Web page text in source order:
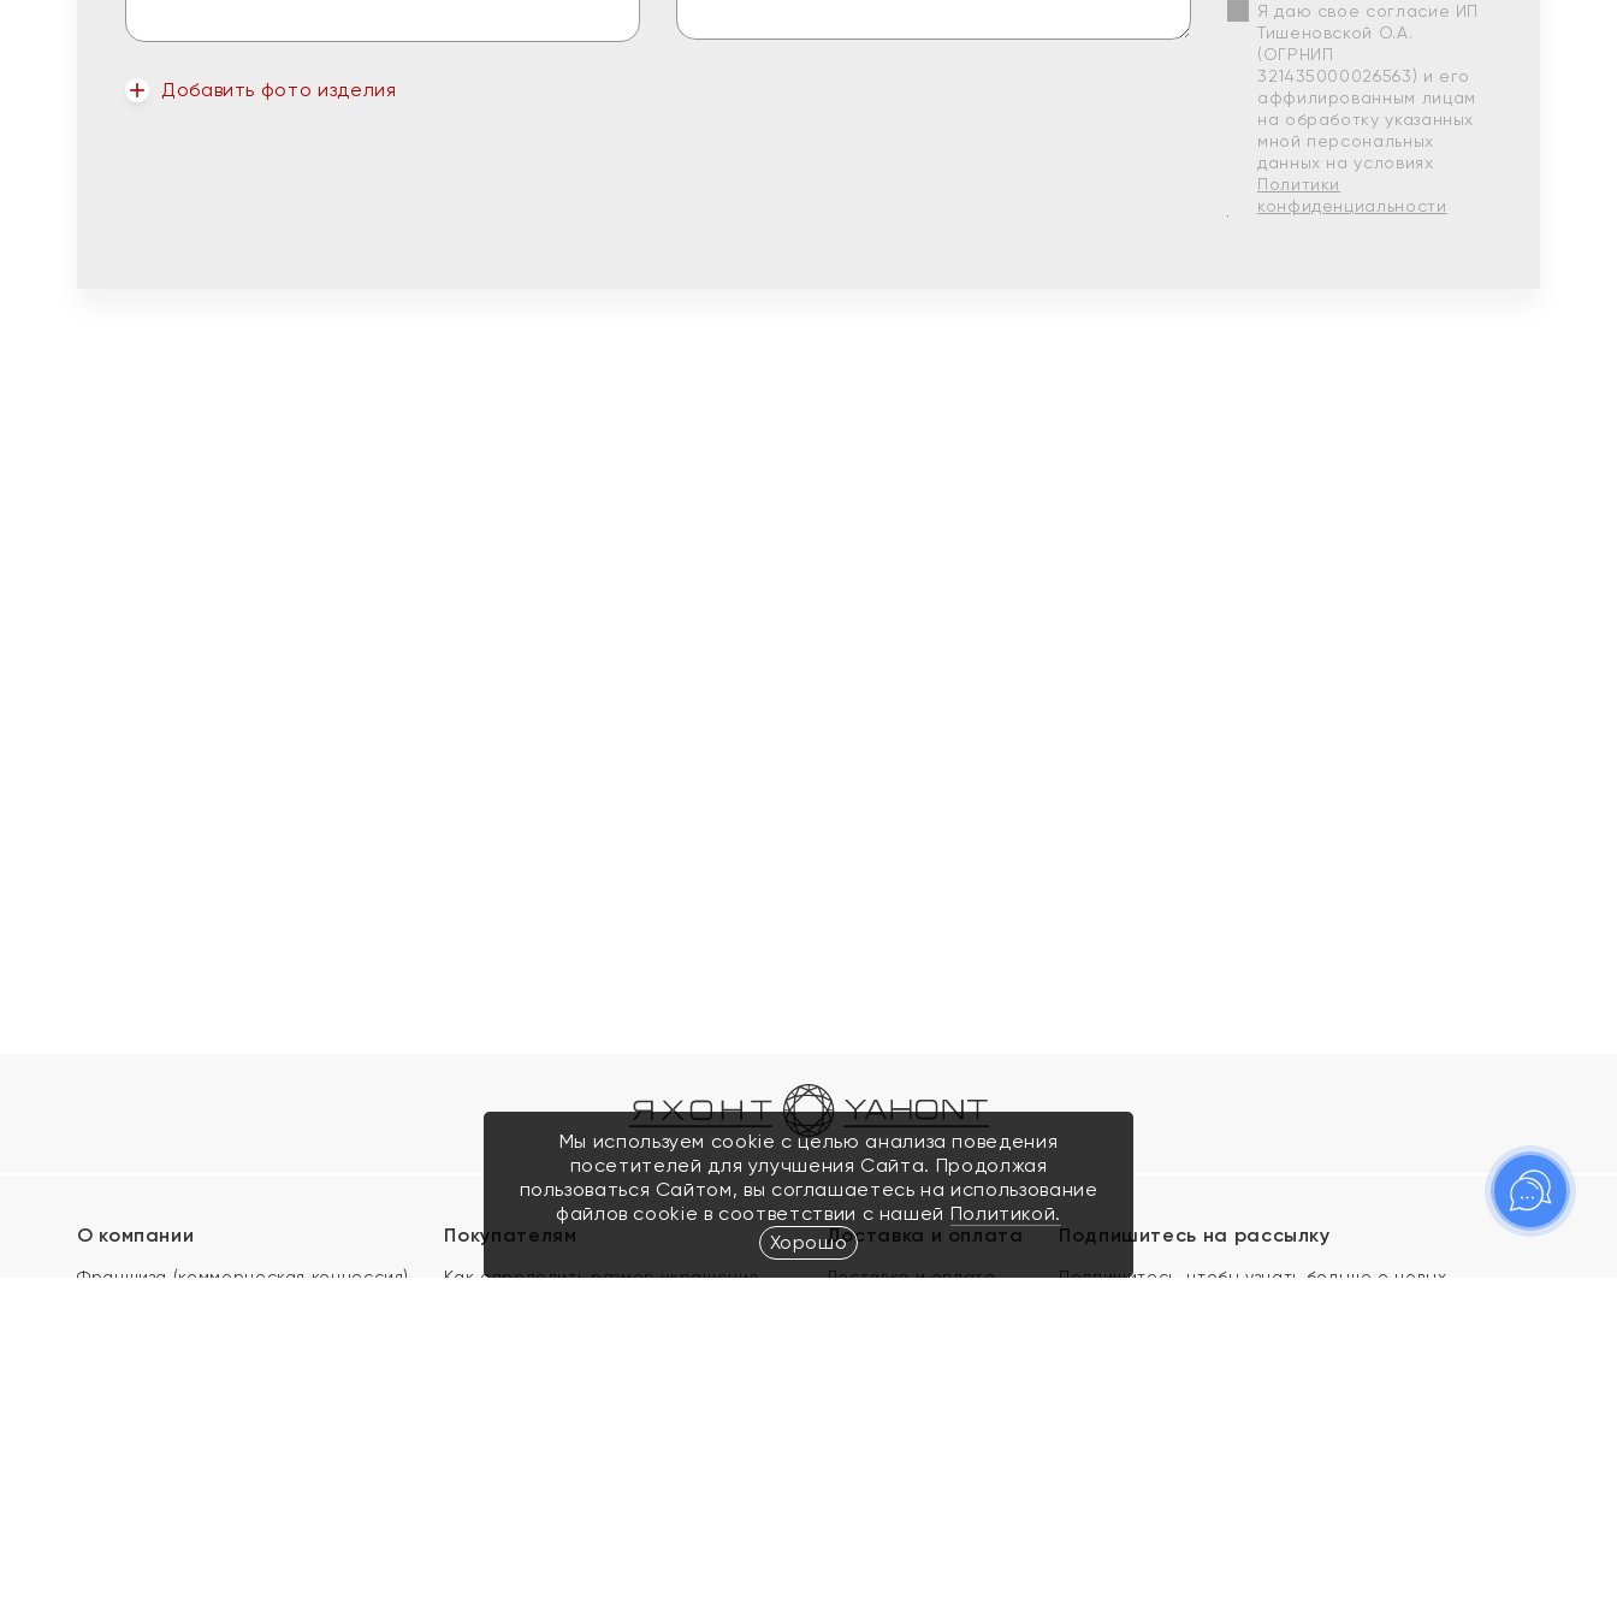
Добавить фото изделия
Я даю свое согласие ИП
Тишеновской О.А.
(ОГРНИП
321435000026563) и его
аффилированным лицам
на обработку указанных
мной персональных
данных на условиях
Политики
конфиденциальности
О компании
Франшиза (коммерческая концессия)
Покупателям
Как определить размер украшения
Доставка и оплата
Доставка и оплата
Подпишитесь на рассылку
Подпишитесь, чтобы узнать больше о новых
Мы используем cookie с целью анализа поведения
посетителей для улучшения Сайта. Продолжая
пользоваться Сайтом, вы соглашаетесь на использование
файлов cookie в соответствии с нашей Политикой.
Хорошо